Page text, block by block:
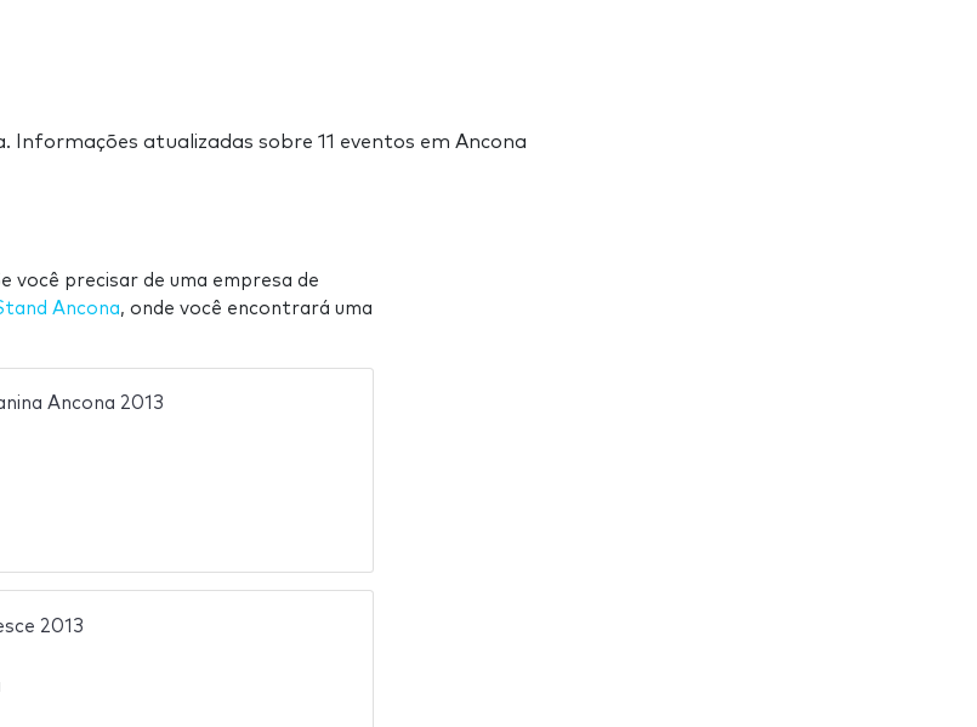
Informações atualizadas sobre 11 eventos em Ancona
você precisar de uma empresa de
Ancona, onde você encontrará uma
Ancona 2013
2013